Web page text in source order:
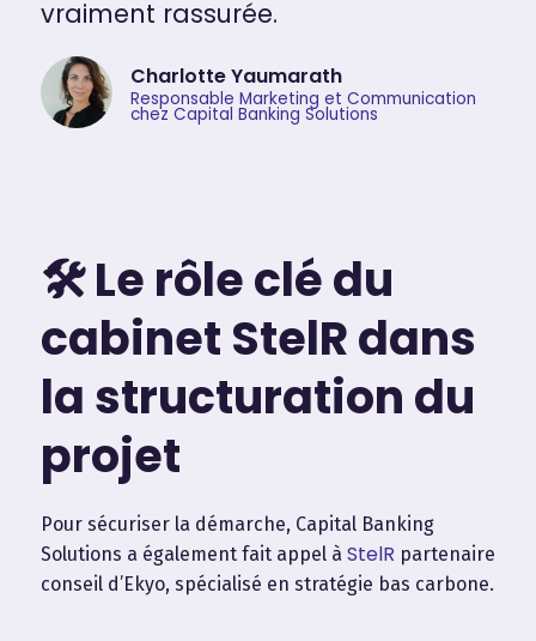
vraiment rassurée.
Charlotte Yaumarath
Responsable Marketing et Communication
chez Capital Banking Solutions
🛠 Le rôle clé du
cabinet StelR dans
la structuration du
projet
Pour sécuriser la démarche, Capital Banking
Solutions a également fait appel à StelR partenaire
conseil d’Ekyo, spécialisé en stratégie bas carbone.